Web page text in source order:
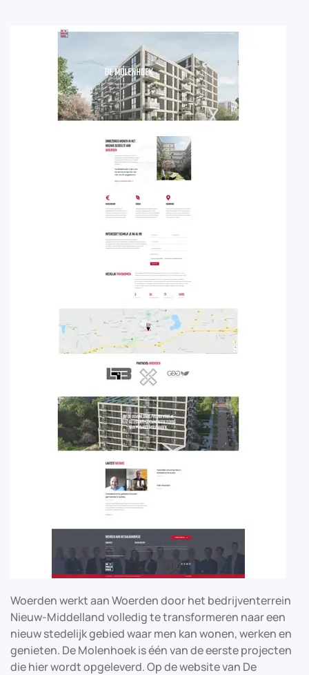
Woerden werkt aan Woerden door het bedrijventerrein
Nieuw-Middelland volledig te transformeren naar een
nieuw stedelijk gebied waar men kan wonen, werken en
genieten. De Molenhoek is één van de eerste projecten
die hier wordt opgeleverd. Op de website van De